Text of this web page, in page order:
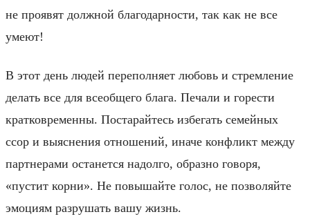
не проявят должной благодарности, так как не все
умеют!
В этот день людей переполняет любовь и стремление
делать все для всеобщего блага. Печали и горести
кратковременны. Постарайтесь избегать семейных
ссор и выяснения отношений, иначе конфликт между
партнерами останется надолго, образно говоря,
«пустит корни». Не повышайте голос, не позволяйте
эмоциям разрушать вашу жизнь.